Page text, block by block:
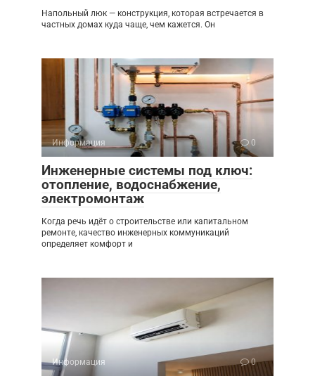
Напольный люк — конструкция, которая встречается в
частных домах куда чаще, чем кажется. Он
Информация 0
Инженерные системы под ключ:
отопление, водоснабжение,
электромонтаж
Когда речь идёт о строительстве или капитальном
ремонте, качество инженерных коммуникаций
определяет комфорт и
Информация 0